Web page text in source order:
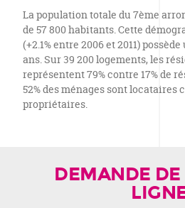
La population totale du 7ème
de 57 800 habitants. Cette
(+2.1% entre 2006 et 2011)
ans. Sur 39 200 logements, les
représentent 79% contre 17% de
52% des ménages sont locataires
propriétaires.
DEMANDE DE